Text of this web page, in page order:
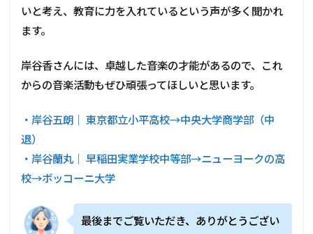
いと考え、教育に力を入れているという声が多く聞かれ
ます。
岸谷香さんには、卓越した音楽の才能があるので、これ
からの音楽活動もぜひ頑張ってほしいと思います。
・岸谷五朗｜ 東京都立小平高校→中央大学商学部（中
退）
・岸谷蘭丸｜ 早稲田実業学校中等部→ニューヨークの高
校→ボッコーニ大学
最後までご覧いただき、ありがとうござい